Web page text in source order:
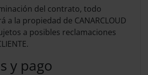
del contrato, todo
a la propiedad de CANARCLOUD
a posibles reclamaciones
y pago